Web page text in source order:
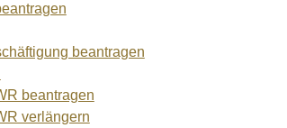
beantragen
beantragen
verlängern